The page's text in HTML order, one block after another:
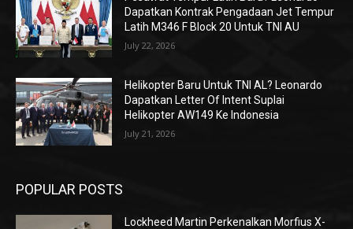
Dapatkan Kontrak Pengadaan Jet Tempur
Latih M346 F Block 20 Untuk TNI AU
July 22, 2026
Helikopter Baru Untuk TNI AL? Leonardo
Dapatkan Letter Of Intent Suplai
Helikopter AW149 Ke Indonesia
July 21, 2026
POPULAR POSTS
Lockheed Martin Perkenalkan Morfius X-